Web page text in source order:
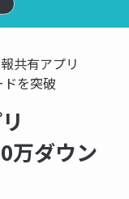
共有アプリ
ドを突破
万ダウン